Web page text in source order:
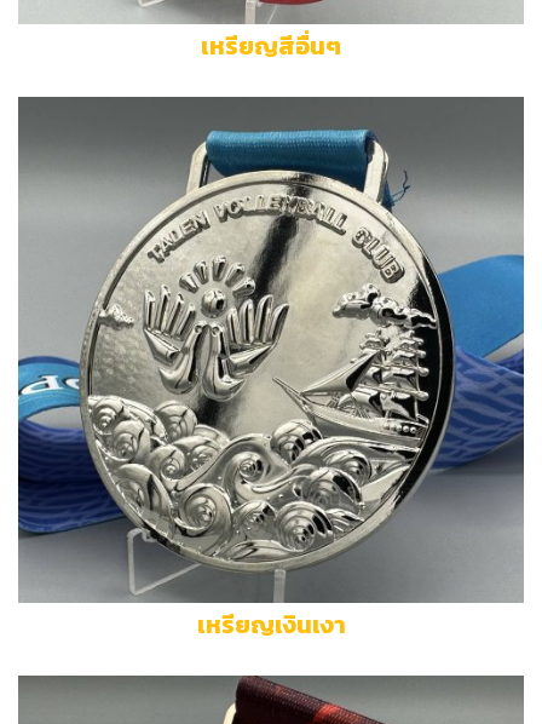
เหรียญสีอื่นๆ
เหรียญเงินเงา